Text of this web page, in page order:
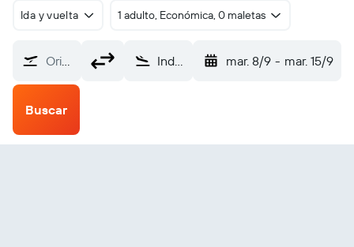
Ida y vuelta 1 adulto, Económica, 0 maletas
Origen Indaselassie (SHC) mar. 8/9 - mar. 15/9
Buscar